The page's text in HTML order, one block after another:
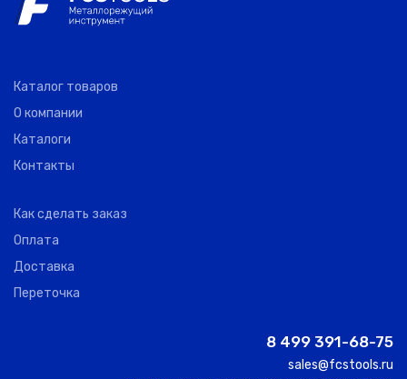
Каталог товаров
О компании
Каталоги
Контакты
Как сделать заказ
Оплата
Доставка
Переточка
8 499 391-68-75
sales@fcstools.ru